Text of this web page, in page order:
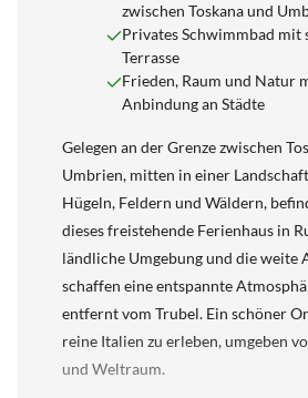
zwischen Toskana und
Privates Schwimmbad mit
Terrasse
Frieden, Raum und Natur
Anbindung an Städte
Gelegen an der Grenze zwischen
Umbrien, mitten in einer
Hügeln, Feldern und Wäldern,
dieses freistehende Ferienhaus in
ländliche Umgebung und die weite
schaffen eine entspannte
entfernt vom Trubel. Ein schöner
reine Italien zu erleben, umgeben
und Weltraum.